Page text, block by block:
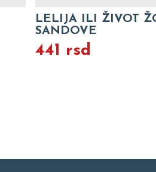
LELIJA ILI ŽIVOT
SANDOVE
441 rsd